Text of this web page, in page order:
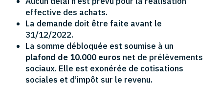
effective des achats.
La demande doit être faite avant le
31/12/2022.
La somme débloquée est soumise à un
plafond de 10.000 euros net de prélèvements
sociaux. Elle est exonérée de cotisations
sociales et d’impôt sur le revenu.